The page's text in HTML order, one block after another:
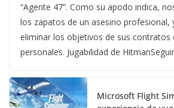
“Agente 47”. Como su apodo indica,
los zapatos de un asesino profesional,
eliminar los objetivos de sus
personales. Jugabilidad de
Microsoft Flight